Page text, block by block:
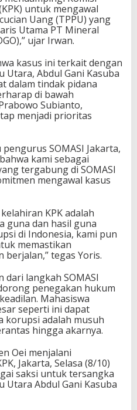
untuk mengawal
Uang (TPPU) yang
Utama PT Mineral
ujar Irwan.
kasus ini terkait dengan
Abdul Gani Kasuba
dalam tindak pidana
di bawah
Subianto,
menjadi prioritas
SOMASI Jakarta,
kami sebagai
tergabung di SOMASI
mengawal kasus
KPK adalah
guna dan hasil guna
di Indonesia, kami pun
memastikan
tegas Yoris.
dari langkah SOMASI
penegakan hukum
Mahasiswa
seperti ini dapat
korupsi adalah musuh
hingga akarnya.
Oei menjalani
Jakarta, Selasa (8/10)
saksi untuk tersangka
Abdul Gani Kasuba